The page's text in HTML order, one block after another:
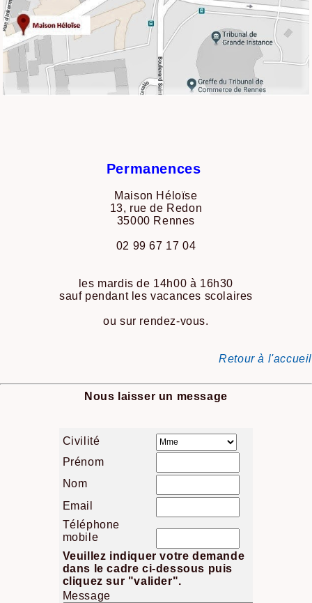
Permanences
Maison Héloïse
13, rue de Redon
35000 Rennes
02 99 67 17 04
les mardis de 14h00 à 16h30
sauf pendant les vacances scolaires
ou sur rendez-vous.
Retour à l'accueil
Nous laisser un message
Civilité
Prénom
Nom
Email
Téléphone
mobile
Veuillez indiquer votre demande
dans le cadre ci-dessous puis
cliquez sur "valider".
Message